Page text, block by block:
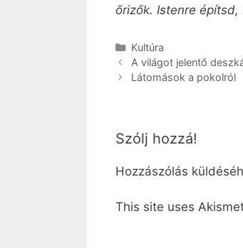
őrizők. Istenre
Kategória
Kultúra
A világot jelentő
Látomások a pokolról
Szólj hozzá!
Hozzászólás
This site uses